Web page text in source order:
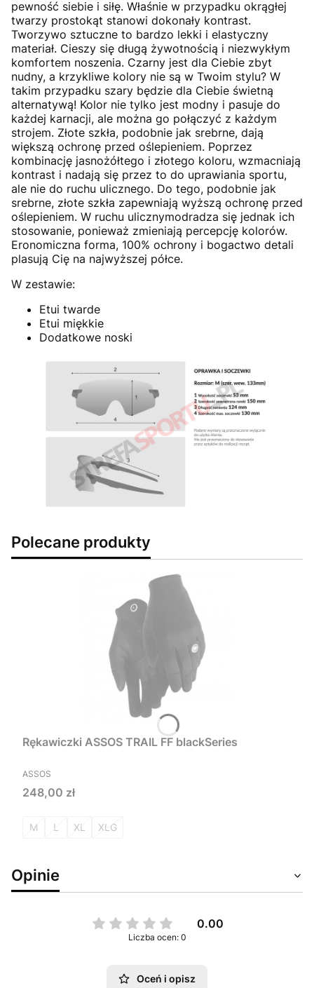
pewność siebie i siłę. Właśnie w przypadku okrągłej
twarzy prostokąt stanowi dokonały kontrast.
Tworzywo sztuczne to bardzo lekki i elastyczny
materiał. Cieszy się długą żywotnością i niezwykłym
komfortem noszenia. Czarny jest dla Ciebie zbyt
nudny, a krzykliwe kolory nie są w Twoim stylu? W
takim przypadku szary będzie dla Ciebie świetną
alternatywą! Kolor nie tylko jest modny i pasuje do
każdej karnacji, ale można go połączyć z każdym
strojem. Złote szkła, podobnie jak srebrne, dają
większą ochronę przed oślepieniem. Poprzez
kombinację jasnożółtego i złotego koloru, wzmacniają
kontrast i nadają się przez to do uprawiania sportu,
ale nie do ruchu ulicznego. Do tego, podobnie jak
srebrne, złote szkła zapewniają wyższą ochronę przed
oślepieniem. W ruchu ulicznymodradza się jednak ich
stosowanie, ponieważ zmieniają percepcję kolorów.
Eronomiczna forma, 100% ochrony i bogactwo detali
plasują Cię na najwyższej półce.
W zestawie:
Etui twarde
Etui miękkie
Dodatkowe noski
Polecane produkty
Rękawiczki ASSOS TRAIL FF blackSeries
PRODUCENT
ASSOS
Cena
248,00 zł
M L XL XLG
Opinie
0.00
Liczba ocen: 0
Oceń i opisz